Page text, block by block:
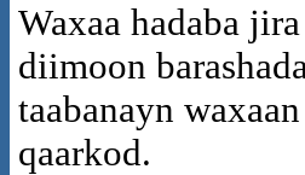
Waxaa hadaba
diimoon
taabanayn
qaarkod.